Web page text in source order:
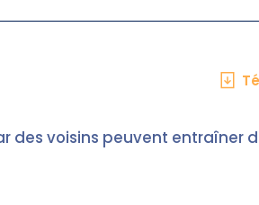
des voisins peuvent entraîner